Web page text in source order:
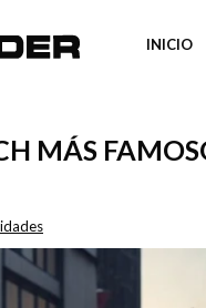
INICIO
MÁS